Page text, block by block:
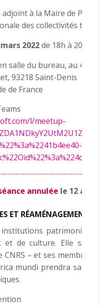
adjoint à la Maire de Paris
des collectivités
2022de 18h à 20h
salle du bureau, au 4
93218 Saint-Denis
de France
l/meetup-
6925-
annulée le 12 avril
ET RÉAMÉNAGEMENT DE
patrimoniales
et de culture. Elle
– et ses membres
mundi prendra sa part